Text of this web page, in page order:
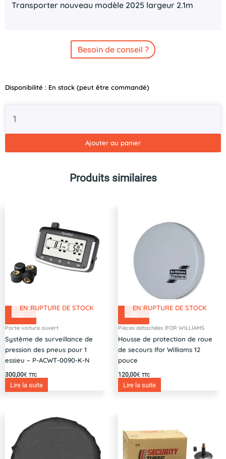
Transporter nouveau modèle 2025 largeur 2.1m
Besoin de conseil ?
Disponibilité : En stock (peut être commandé)
quantité
roues
Ajouter au panier
Produits similaires
EN RUPTURE DE STOCK
Porte voiture ouvert
Système de surveillance de
pression des pneus pour 1
essieu – P-ACWT-0090-K-N
300,00€ TTC
Lire la suite
EN RUPTURE DE STOCK
Pièces détachées IFOR WILLIAMS
Housse de protection de roue
de secours Ifor Williams 12
pouce
120,00€ TTC
Lire la suite
37,20€.
actuel